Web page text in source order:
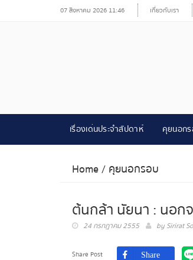
07 สิงหาคม 2026 11:46 เกี่ยวกับเรา
เรื่องเด่นประจำสัปดาห์ คุยนอก
Home/ คุยนอกรอบ
ต้นกล้า นัยนา : นอก
24 กรกฎาคม 2555 by Sirirat
Share Post